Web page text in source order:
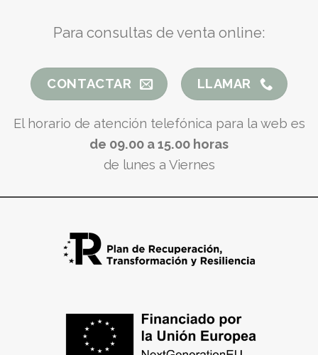
Para consultas de venta online:
CONTACTAR LLAMAR
El horario de atención telefónica para la web es
de 09.00 a 15.00 horas
de lunes a Viernes